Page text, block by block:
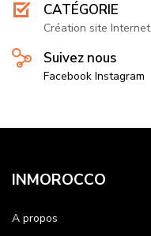
CATÉGORIE
Création site Internet
Suivez nous
Facebook Instagram
INMOROCCO
A propos